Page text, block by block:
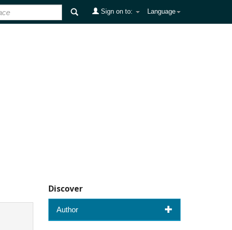
Language
Sign on to:
Discover
Author